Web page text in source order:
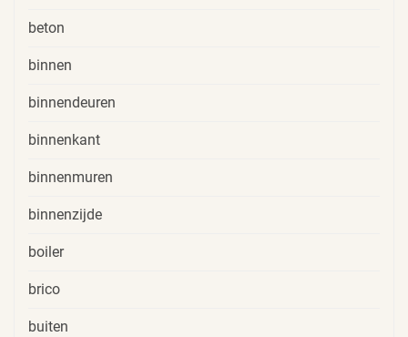
beton
binnen
binnendeuren
binnenkant
binnenmuren
binnenzijde
boiler
brico
buiten